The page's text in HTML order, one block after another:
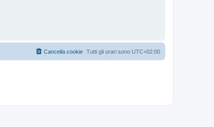
Tutti gli orari sono UTC+02:00
Cancella cookie